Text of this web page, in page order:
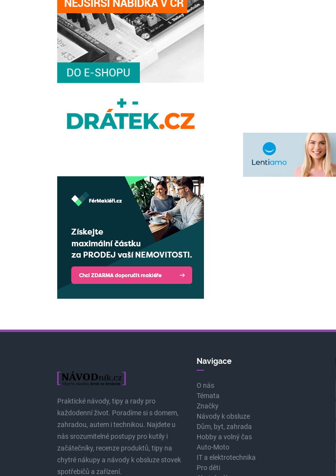
Praktické návody, tipy a rady pro
každodenní život. Poradíme si s domem,
zahradou, autem i technikou. Najdete u
nás srozumitelné postupy pro kutily i
začátečníky, recenze produktů, tipy na
chytré nákupy a návody k obsluze stovek
spotřebičů a zařízení.
Navigace
O nás
Témata
Značky
Návody k obsluze
Dům, byt, zahrada
Hobby a volný čas
Auto-Moto
IT a elektrotechnika
Pro děti